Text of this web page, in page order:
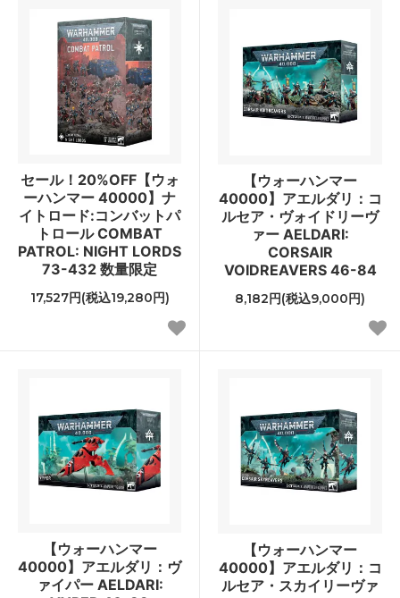
セール！20%OFF【ウォ
ーハンマー 40000】ナ
イトロード:コンバットパ
トロール COMBAT
PATROL: NIGHT LORDS
73-432 数量限定
17,527円(税込19,280円)
【ウォーハンマー
40000】アエルダリ：コ
ルセア・ヴォイドリーヴ
ァー AELDARI:
CORSAIR
VOIDREAVERS 46-84
8,182円(税込9,000円)
【ウォーハンマー
40000】アエルダリ：ヴ
ァイパー AELDARI:
【ウォーハンマー
40000】アエルダリ：コ
ルセア・スカイリーヴァ